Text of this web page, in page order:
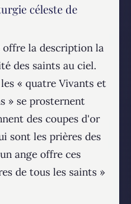
céleste de
offre la description la
des saints au ciel.
« quatre Vivants et
» se prosternent
des coupes d'or
sont les prières des
ange offre ces
de tous les saints »